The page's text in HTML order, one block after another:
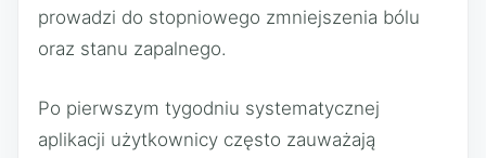
prowadzi do stopniowego zmniejszenia bólu
oraz stanu zapalnego.
Po pierwszym tygodniu systematycznej
aplikacji użytkownicy często zauważają